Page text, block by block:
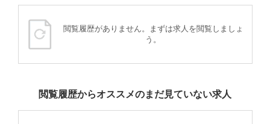
閲覧履歴がありません。まずは求人を閲覧しましょ
う。
閲覧履歴からオススメのまだ見ていない求人